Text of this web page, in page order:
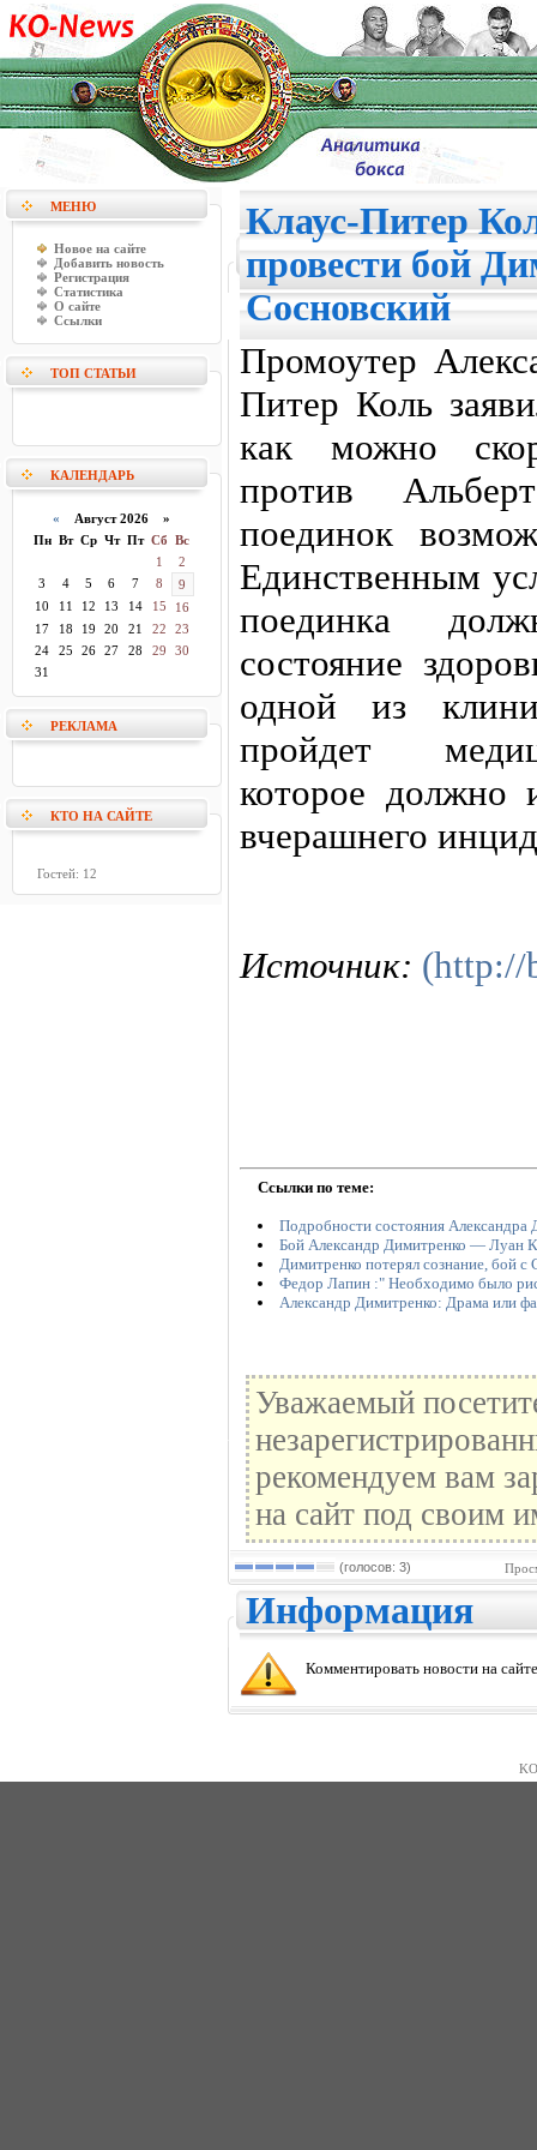
МЕНЮ
Новое на сайте
Добавить новость
Регистрация
Статистика
О сайте
Ссылки
ТОП СТАТЬИ
КАЛЕНДАРЬ
« Август 2026 »
Пн Вт Ср Чт Пт Сб Вс
1
2
3
4 5 6 7 8
9
10
11 12 13 14 15
16
17
18 19 20 21 22
23
24
25 26 27 28 29
30
31
РЕКЛАМА
КТО НА САЙТЕ
Гостей: 12
Клаус-Питер
провести бой
Сосновский
Промоутер
Питер Коль
как можно
против
поединок
Единственным
поединка
состояние
одной из
пройдет
которое должно
вчерашнего
Источник: (http://
Ссылки по теме:
Подробности состояния Александра
Бой Александр Димитренко — Луан
Димитренко потерял сознание, бой с
Федор Лапин :" Необходимо было
Александр Димитренко: Драма или
Уважаемый
рекомендуем вам
на сайт под своим
(голосов: 3)
Информация
Комментировать новости на